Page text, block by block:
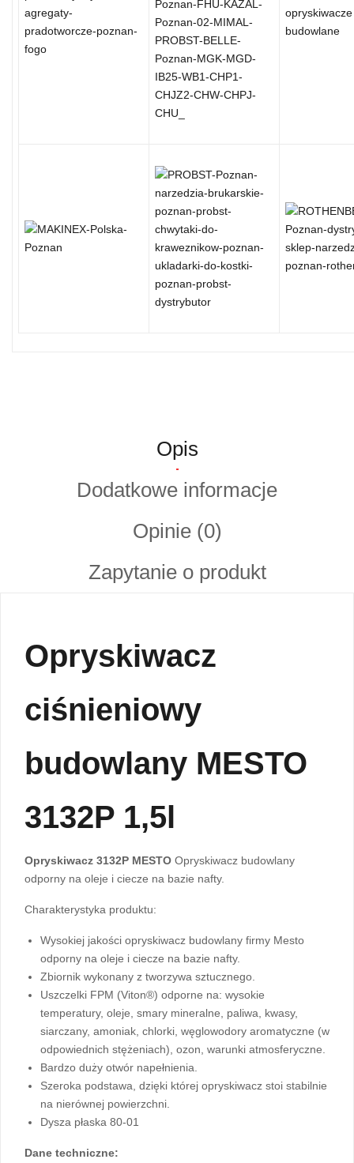
Opis
Dodatkowe informacje
Opinie (0)
Zapytanie o produkt
Opryskiwacz
ciśnieniowy
budowlany MESTO
3132P 1,5l
Opryskiwacz 3132P MESTO Opryskiwacz budowlany
odporny na oleje i ciecze na bazie nafty.
Charakterystyka produktu:
Wysokiej jakości opryskiwacz budowlany firmy Mesto
odporny na oleje i ciecze na bazie nafty.
Zbiornik wykonany z tworzywa sztucznego.
Uszczelki FPM (Viton®) odporne na: wysokie
temperatury, oleje, smary mineralne, paliwa, kwasy,
siarczany, amoniak, chlorki, węglowodory aromatyczne (w
odpowiednich stężeniach), ozon, warunki atmosferyczne.
Bardzo duży otwór napełnienia.
Szeroka podstawa, dzięki której opryskiwacz stoi stabilnie
na nierównej powierzchni.
Dysza płaska 80-01
Dane techniczne: